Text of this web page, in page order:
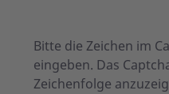
Bitte die Zeichen im
eingeben. Das
Zeichenfolge